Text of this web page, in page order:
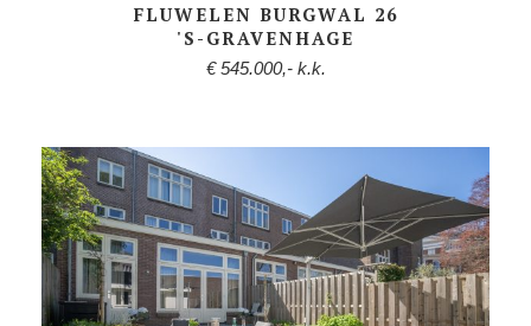
FLUWELEN BURGWAL 26
'S-GRAVENHAGE
€ 545.000,- k.k.